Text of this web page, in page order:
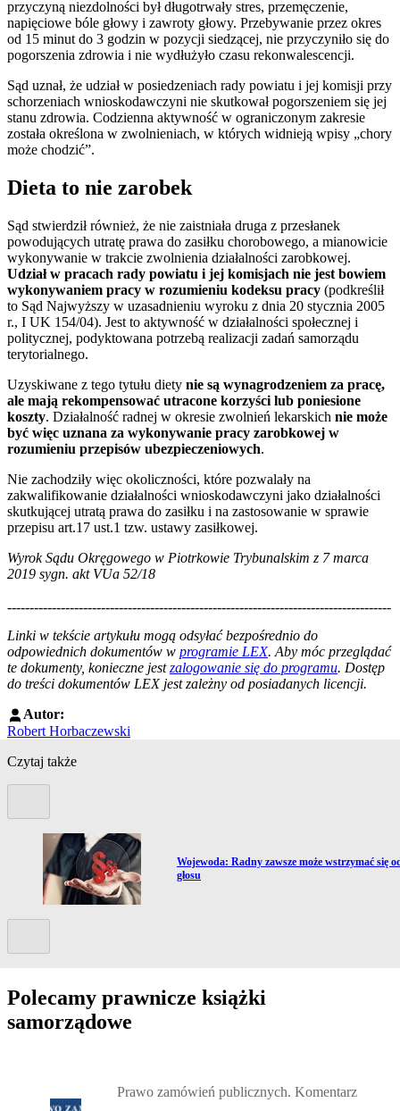
przyczyną niezdolności był długotrwały stres, przemęczenie,
napięciowe bóle głowy i zawroty głowy. Przebywanie przez okres
od 15 minut do 3 godzin w pozycji siedzącej, nie przyczyniło się do
pogorszenia zdrowia i nie wydłużyło czasu rekonwalescencji.
Sąd uznał, że udział w posiedzeniach rady powiatu i jej komisji przy
schorzeniach wnioskodawczyni nie skutkował pogorszeniem się jej
stanu zdrowia. Codzienna aktywność w ograniczonym zakresie
została określona w zwolnieniach, w których widnieją wpisy „chory
może chodzić”.
Dieta to nie zarobek
Sąd stwierdził również, że nie zaistniała druga z przesłanek
powodujących utratę prawa do zasiłku chorobowego, a mianowicie
wykonywanie w trakcie zwolnienia działalności zarobkowej.
Udział w pracach rady powiatu i jej komisjach nie jest bowiem
wykonywaniem pracy w rozumieniu kodeksu pracy (podkreślił
to Sąd Najwyższy w uzasadnieniu wyroku z dnia 20 stycznia 2005
r., I UK 154/04). Jest to aktywność w działalności społecznej i
politycznej, podyktowana potrzebą realizacji zadań samorządu
terytorialnego.
Uzyskiwane z tego tytułu diety nie są wynagrodzeniem za pracę,
ale mają rekompensować utracone korzyści lub poniesione
koszty. Działalność radnej w okresie zwolnień lekarskich nie może
być więc uznana za wykonywanie pracy zarobkowej w
rozumieniu przepisów ubezpieczeniowych.
Nie zachodziły więc okoliczności, które pozwalały na
zakwalifikowanie działalności wnioskodawczyni jako działalności
skutkującej utratą prawa do zasiłku i na zastosowanie w sprawie
przepisu art.17 ust.1 tzw. ustawy zasiłkowej.
Wyrok Sądu Okręgowego w Piotrkowie Trybunalskim z 7 marca
2019 sygn. akt VUa 52/18
--------------------------------------------------------------------------------------
Linki w tekście artykułu mogą odsyłać bezpośrednio do
odpowiednich dokumentów w programie LEX. Aby móc przeglądać
te dokumenty, konieczne jestzalogowanie się do programu. Dostęp
do treści dokumentów LEX jest zależny od posiadanych licencji.
Autor:
Robert Horbaczewski
Czytaj także
Przejdź do artykułu:
Wojewoda: Radny zawsze może wstrzymać się
głosu
Polecamy prawnicze książki
samorządowe
Prawo zamówień publicznych. Komentarz